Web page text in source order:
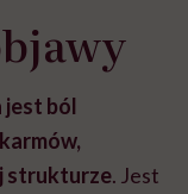
jest ból
strukturze. Jest